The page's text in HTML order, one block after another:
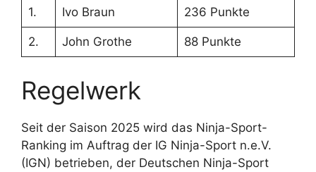
1. Ivo Braun 236 Punkte
2. John Grothe 88 Punkte
Regelwerk
Seit der Saison 2025 wird das Ninja-Sport-
Ranking im Auftrag der IG Ninja-Sport n.e.V.
(IGN) betrieben, der Deutschen Ninja-Sport